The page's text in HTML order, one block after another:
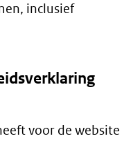
inclusief
voor de website